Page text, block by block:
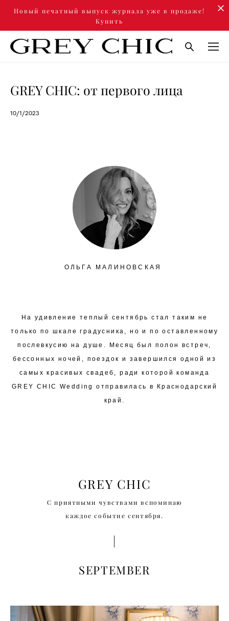
Новый печатный выпуск журнала уже в продаже!
Купить
GREY CHIC: от первого лица
10/1/2023
ОЛЬГА МАЛИНОВСКАЯ
На удивление теплый сентябрь стал таким не
только по шкале градусника, но и по оставленному
послевкусию на душе. Месяц был полон встреч,
бессонных ночей, поездок и завершился одной из
самых красивых свадеб, ради которой команда
GREY CHIC Wedding отправилась в Краснодарский
край.
GREY CHIC
С приятными чувствами вспоминаю
каждое событие сентября.
SEPTEMBER